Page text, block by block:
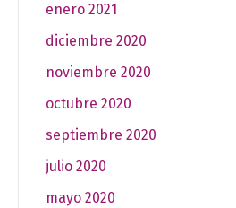
enero 2021
diciembre 2020
noviembre 2020
octubre 2020
septiembre 2020
julio 2020
mayo 2020